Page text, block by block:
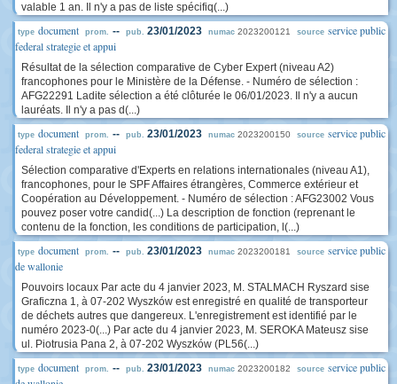
valable 1 an. Il n'y a pas de liste spécifiq(...)
type document prom. -- pub. 23/01/2023 numac 2023200121 source service public
federal strategie et appui
Résultat de la sélection comparative de Cyber Expert (niveau A2)
francophones pour le Ministère de la Défense. - Numéro de sélection :
AFG22291 Ladite sélection a été clôturée le 06/01/2023. Il n'y a aucun
lauréats. Il n'y a pas d(...)
type document prom. -- pub. 23/01/2023 numac 2023200150 source service public
federal strategie et appui
Sélection comparative d'Experts en relations internationales (niveau A1),
francophones, pour le SPF Affaires étrangères, Commerce extérieur et
Coopération au Développement. - Numéro de sélection : AFG23002 Vous
pouvez poser votre candid(...) La description de fonction (reprenant le
contenu de la fonction, les conditions de participation, l(...)
type document prom. -- pub. 23/01/2023 numac 2023200181 source service public
de wallonie
Pouvoirs locaux Par acte du 4 janvier 2023, M. STALMACH Ryszard sise
Graficzna 1, à 07-202 Wyszków est enregistré en qualité de transporteur
de déchets autres que dangereux. L'enregistrement est identifié par le
numéro 2023-0(...) Par acte du 4 janvier 2023, M. SEROKA Mateusz sise
ul. Piotrusia Pana 2, à 07-202 Wyszków (PL56(...)
type document prom. -- pub. 23/01/2023 numac 2023200182 source service public